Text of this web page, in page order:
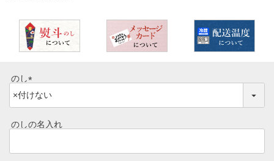
ご注文ガイド
配送・送料
のし
(
必
須
のしの名入れ